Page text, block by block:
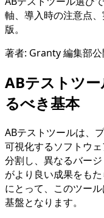
軸、導入時の注意点
版。
著者: Granty 編集部
ABテストツ
るべき基本
ABテストツールは、
可視化するソフトウ
分割し、異なるバー
がより良い成果をも
にとって、このツー
基盤となります。